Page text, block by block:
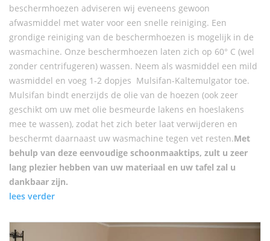
beschermhoezen adviseren wij eveneens gewoon
afwasmiddel met water voor een snelle reiniging. Een
grondige reiniging van de beschermhoezen is mogelijk in de
wasmachine. Onze beschermhoezen laten zich op 60° C (wel
zonder centrifugeren) wassen. Neem als wasmiddel een mild
wasmiddel en voeg 1-2 dopjes Mulsifan-Kaltemulgator toe.
Mulsifan bindt enerzijds de olie van de hoezen (ook zeer
geschikt om uw met olie besmeurde lakens en hoeslakens
mee te wassen), zodat het zich beter laat verwijderen en
beschermt daarnaast uw wasmachine tegen vet resten.Met
behulp van deze eenvoudige schoonmaaktips, zult u zeer
lang plezier hebben van uw materiaal en uw tafel zal u
dankbaar zijn.
lees verder